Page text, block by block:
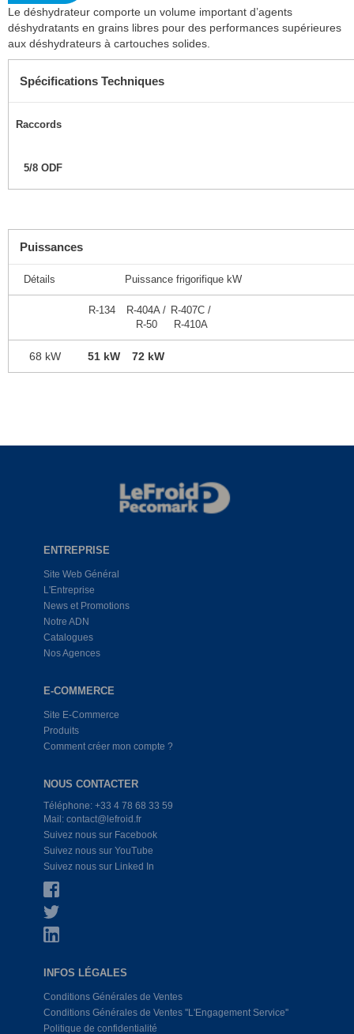
Le déshydrateur comporte un volume important d’agents
déshydratants en grains libres pour des performances supérieures
aux déshydrateurs à cartouches solides.
Spécifications Techniques
Raccords
5/8 ODF
Puissances
Détails Puissance frigorifique kW
R-134
R-404A /
R-50
R-407C /
R-410A
68 kW 51 kW 72 kW
ENTREPRISE
Site Web Général
L'Entreprise
News et Promotions
Notre ADN
Catalogues
Nos Agences
E-COMMERCE
Site E-Commerce
Produits
Comment créer mon compte ?
NOUS CONTACTER
Téléphone: +33 4 78 68 33 59
Mail: contact@lefroid.fr
Suivez nous sur Facebook
Suivez nous sur YouTube
Suivez nous sur Linked In
INFOS LÉGALES
Conditions Générales de Ventes
Conditions Générales de Ventes ''L'Engagement Service''
Politique de confidentialité